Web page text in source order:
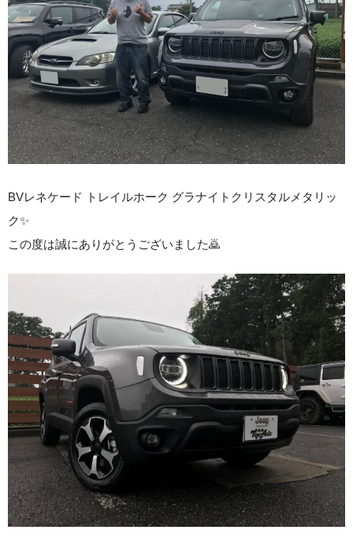
BVレネケード トレイルホーク グラナイトクリスタルメタリッ
ク✨
この度は誠にありがとうございました🙇